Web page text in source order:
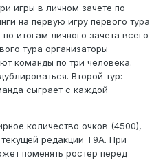
игры в личном зачете по
на первую игру первого тура
итогам личного зачета всего
тура организаторы
команды по три человека.
Второй тур:
сыграет с каждой
количество очков (4500),
редакции Т9А. При
поменять ростер перед